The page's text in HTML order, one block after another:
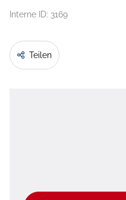
Interne ID: 3169
Teilen